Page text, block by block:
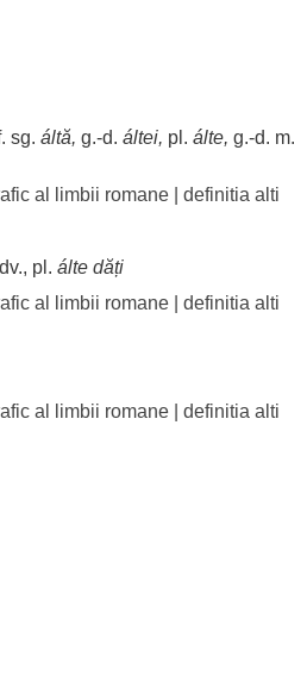
sg. áltă, g.-d. áltei, pl. álte, g.-d. m.
al limbii romane| definitia alti
pl. álte dăți
al limbii romane| definitia alti
al limbii romane| definitia alti